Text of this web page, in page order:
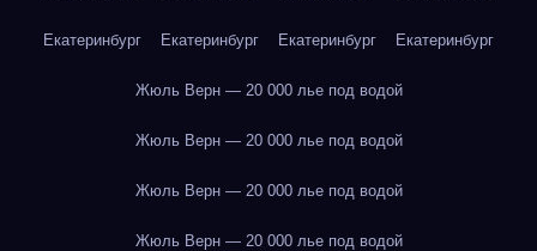
Екатеринбург Екатеринбург Екатеринбург Екатеринбург
Жюль Верн — 20 000 лье под водой
Жюль Верн — 20 000 лье под водой
Жюль Верн — 20 000 лье под водой
Жюль Верн — 20 000 лье под водой